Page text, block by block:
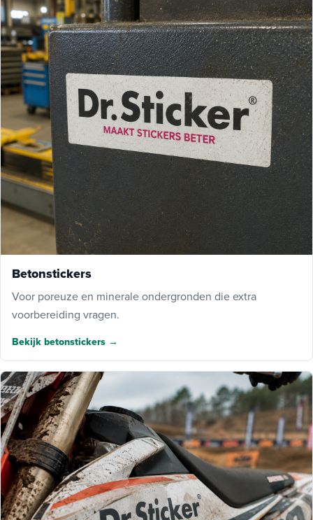
Betonstickers
Voor poreuze en minerale ondergronden die extra
voorbereiding vragen.
Bekijk betonstickers →